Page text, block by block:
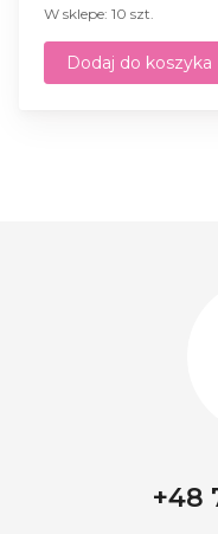
W sklepe: 10 szt.
Dodaj do koszyka
+48